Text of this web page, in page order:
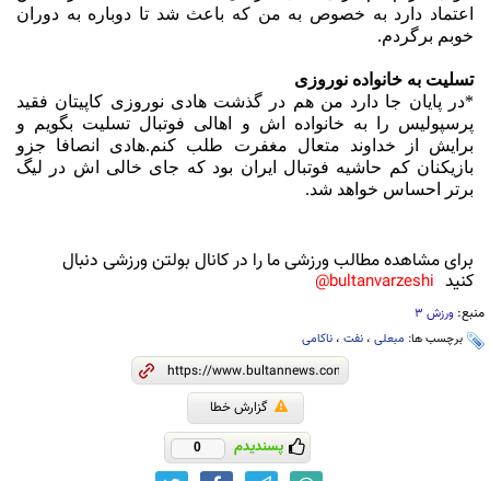
اعتماد دارد به خصوص به من که باعث شد تا دوباره به دوران
خوبم برگردم.
تسلیت به خانواده نوروزی
*در پایان جا دارد من هم در گذشت هادی نوروزی کاپیتان فقید
پرسپولیس را به خانواده اش و اهالی فوتبال تسلیت بگویم و
برایش از خداوند متعال مغفرت طلب کنم.هادی انصافا جزو
بازیکنان کم حاشیه فوتبال ایران بود که جای خالی اش در لیگ
برتر احساس خواهد شد.
برای مشاهده مطالب ورزشی ما را در کانال بولتن ورزشی دنبال
کنید bultanvarzeshi@
منبع: ورزش 3
برچسب ها: مبعلی ، نفت ، ناکامی
گزارش خطا
پسندیدم 0